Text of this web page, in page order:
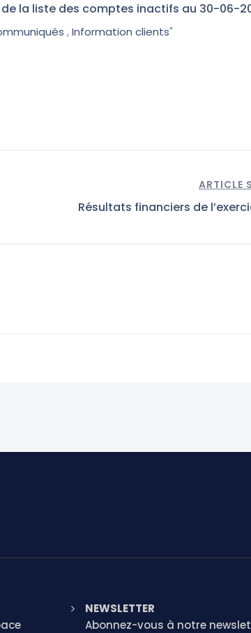
la liste des comptes inactifs au 30-06-
,Information clients"
ARTICLE
Résultats financiers de
NEWSLETTER
Abonnez-vous à notre